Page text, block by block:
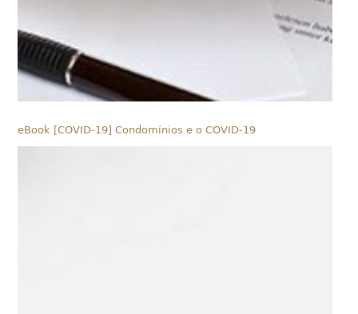
eBook [COVID-19] Condomínios e o COVID-19